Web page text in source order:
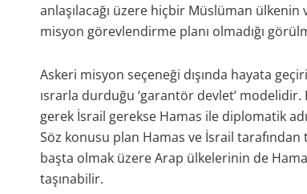
anlaşılacağı üzere hiçbir Müslüman ülkenin
misyon görevlendirme planı olmadığı
Askeri misyon seçeneği dışında hayata
ısrarla durduğu ‘garantör devlet’
gerek İsrail gerekse Hamas ile diplomatik
Söz konusu plan Hamas ve İsrail tarafından
başta olmak üzere Arap ülkelerinin de
taşınabilir.